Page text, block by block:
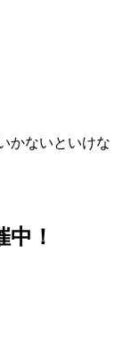
かないといけな
！